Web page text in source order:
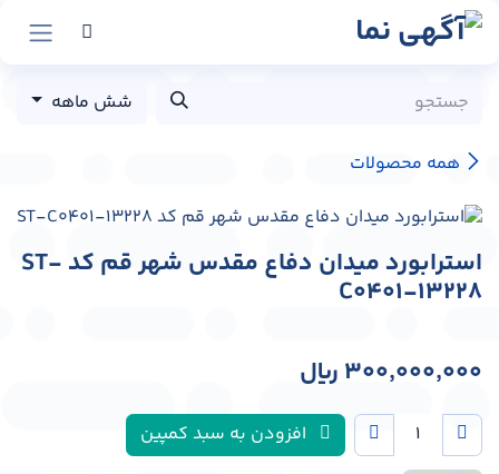
پرش به محتوا
همه محصولات
شش ماهه
استرابورد میدان دفاع مقدس شهر قم کد ST-
C0401-13228
300,000,000 ﷼
افزودن به سبد کمپین